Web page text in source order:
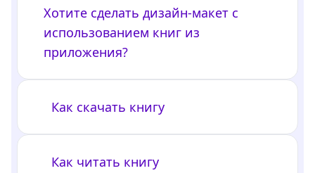
Хотите сделать дизайн-макет с
использованием книг из
приложения?
Как скачать книгу
Как читать книгу